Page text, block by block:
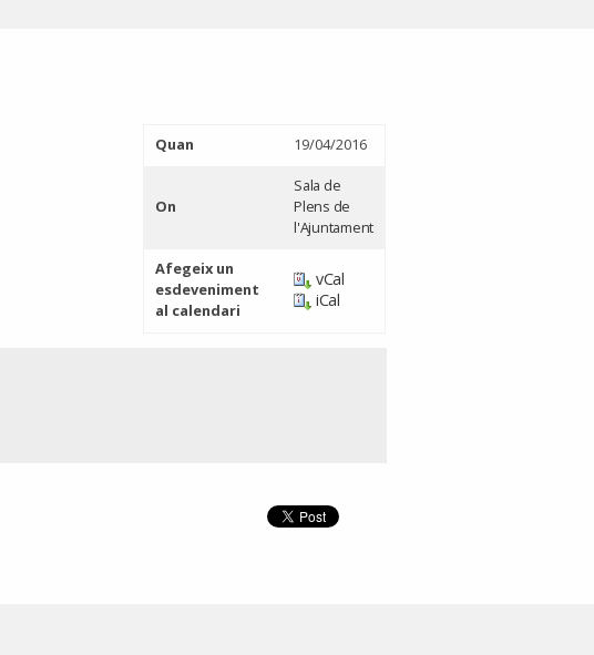
Quan 19/04/2016
On
Sala de
Plens de
l'Ajuntament
Afegeix un
esdeveniment
al calendari
vCal
iCal